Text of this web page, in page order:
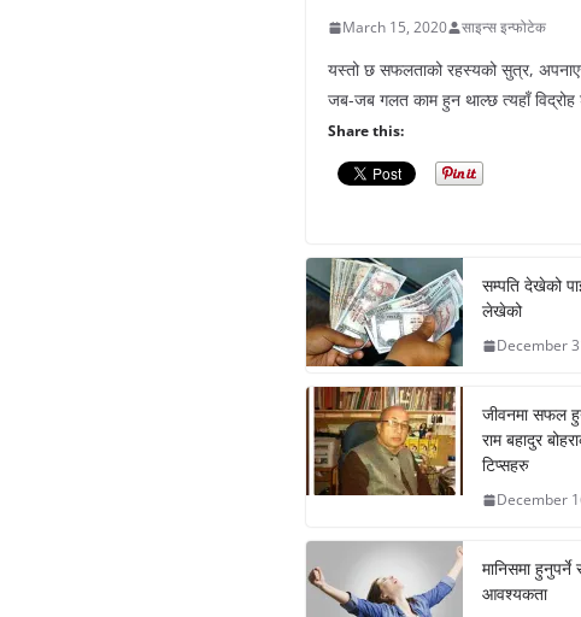
March 15, 2020 साइन्स इन्फोटेक
यस्तो छ सफलताको रहस्यको सुत्र,
जब-जब गलत काम हुन थाल्छ त्यहाँ
Share this:
सम्पति देखेको
लेखेको
December
जीवनमा सफल
राम बहादुर
टिप्सहरु
December
मानिसमा
आवश्यकता